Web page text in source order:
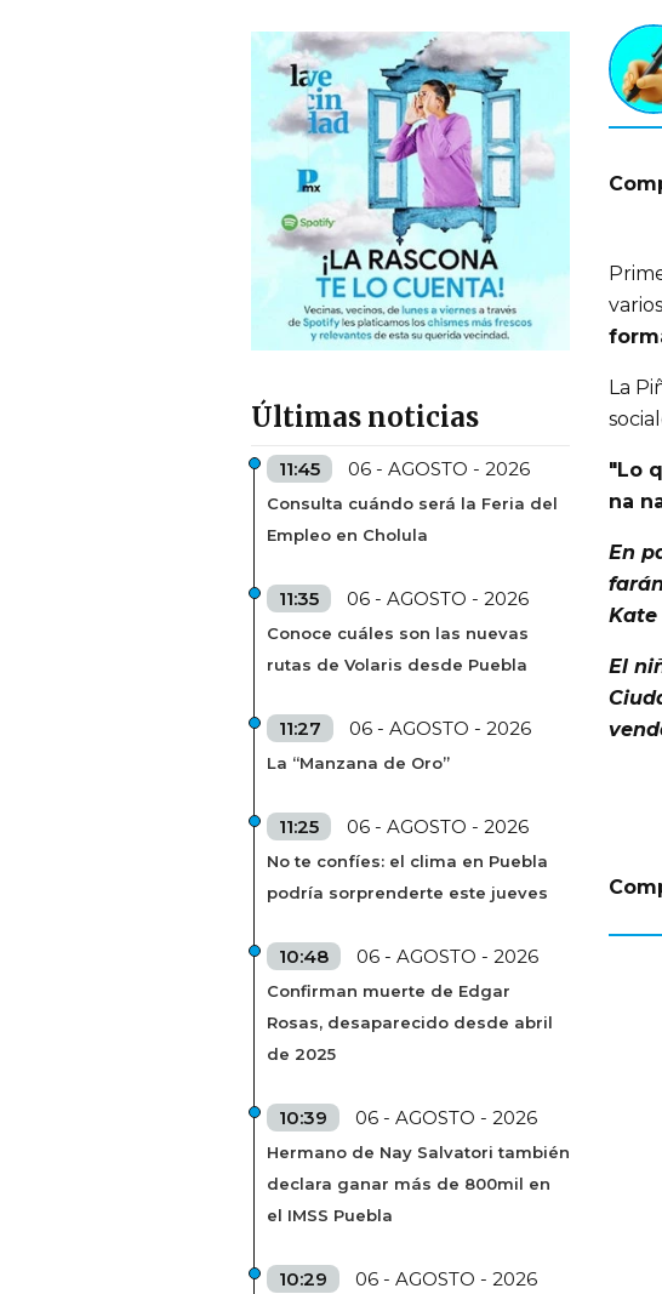
Últimas noticias
11:45 06 - AGOSTO - 2026
Consulta cuándo será la Feria del
Empleo en Cholula
11:35 06 - AGOSTO - 2026
Conoce cuáles son las nuevas
rutas de Volaris desde Puebla
11:27 06 - AGOSTO - 2026
La “Manzana de Oro”
11:25 06 - AGOSTO - 2026
No te confíes: el clima en Puebla
podría sorprenderte este jueves
10:48 06 - AGOSTO - 2026
Confirman muerte de Edgar
Rosas, desaparecido desde abril
de 2025
10:39 06 - AGOSTO - 2026
Hermano de Nay Salvatori también
declara ganar más de 800mil en
el IMSS Puebla
10:29 06 - AGOSTO - 2026
La
"Lo
na
En
Kate
El